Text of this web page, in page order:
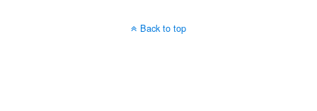
Back to top